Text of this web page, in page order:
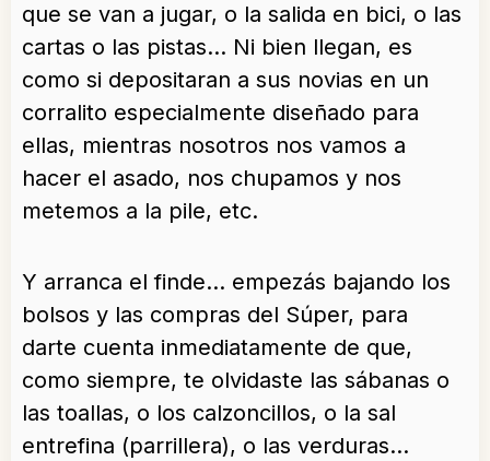
que se van a jugar, o la salida en bici, o las
cartas o las pistas… Ni bien llegan, es
como si depositaran a sus novias en un
corralito especialmente diseñado para
ellas, mientras nosotros nos vamos a
hacer el asado, nos chupamos y nos
metemos a la pile, etc.
Y arranca el finde… empezás bajando los
bolsos y las compras del Súper, para
darte cuenta inmediatamente de que,
como siempre, te olvidaste las sábanas o
las toallas, o los calzoncillos, o la sal
entrefina (parrillera), o las verduras…